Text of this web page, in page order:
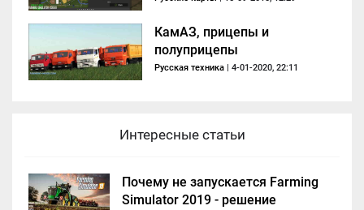
КамАЗ, прицепы и
полуприцепы
Русская техника | 4-01-2020, 22:11
Интересные статьи
Почему не запускается Farming
Simulator 2019 - решение